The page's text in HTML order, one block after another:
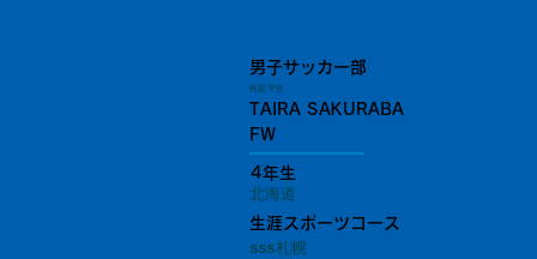
男子サッカー部
桜庭 平良
TAIRA SAKURABA
FW
4年生
生涯スポーツコース
北海道
sss札幌